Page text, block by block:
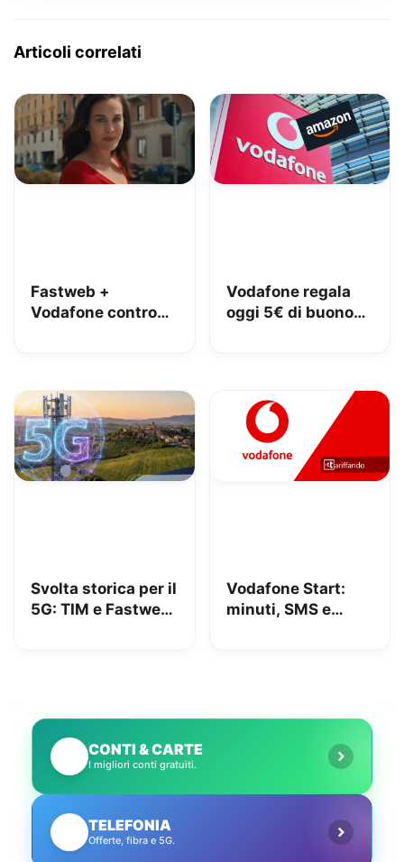
Articoli correlati
Fastweb +
Vodafone contro
Vodafone regala
oggi 5€ di buono
Svolta storica per il
5G: TIM e Fastweb
Vodafone Start:
minuti, SMS e
CONTI & CARTE
I migliori conti gratuiti.
TELEFONIA
Offerte, fibra e 5G.